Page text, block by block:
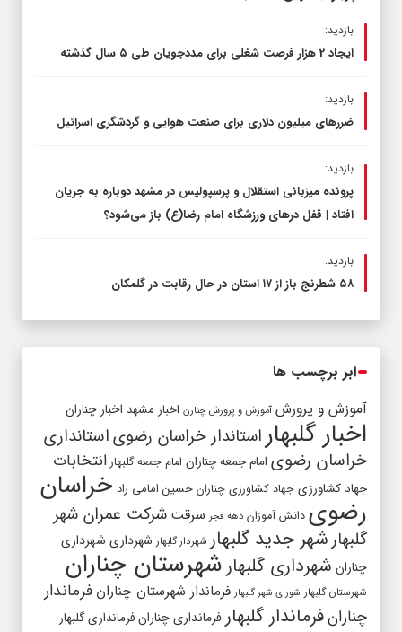
بازدید:
ایجاد 2 هزار فرصت شغلی برای مددجویان طی ۵ سال گذشته
بازدید:
ضررهای میلیون دلاری برای صنعت هوایی و گردشگری اسرائیل
بازدید:
پرونده میزبانی استقلال و پرسپولیس در مشهد دوباره به جریان
افتاد | قفل در‌های ورزشگاه امام رضا(ع) باز می‌شود؟
بازدید:
۵۸ شطرنج‌ باز از ۱۷ استان در حال رقابت در گلمکان
ابر برچسب ها
آموزش و پرورش آموزش و پرورش چنارن اخبار مشهد اخبار چناران
اخبار گلبهار استاندار خراسان رضویاستانداری
خراسان رضوی امام جمعه چناران امام جمعه گلبهار انتخابات
جهاد کشاورزی جهاد کشاورزی چناران حسین امامی راد خراسان
رضوی دانش آموزان دهه فجر سرقت شرکت عمران شهر
گلبهارشهر جدید گلبهار شهردار گلبهار شهرداری شهرداری
چناران شهرداری گلبهار شهرستان چناران
شهرستان گلبهار شورای شهر گلبهار فرماندار شهرستان چناران فرماندار
چنارانفرماندار گلبهار فرمانداری چنارانفرمانداری گلبهار